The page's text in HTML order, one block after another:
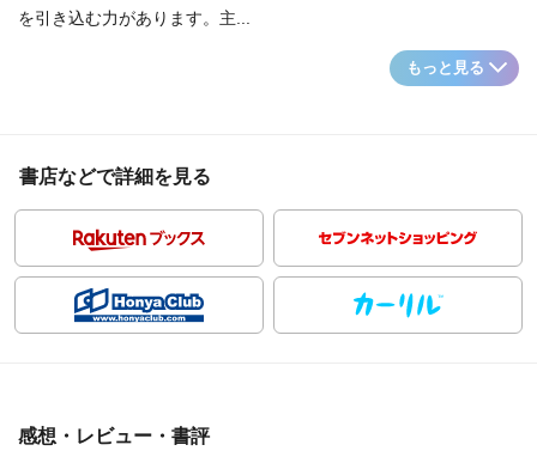
を引き込む力があります。主...
もっと見る
書店などで詳細を見る
感想・レビュー・書評